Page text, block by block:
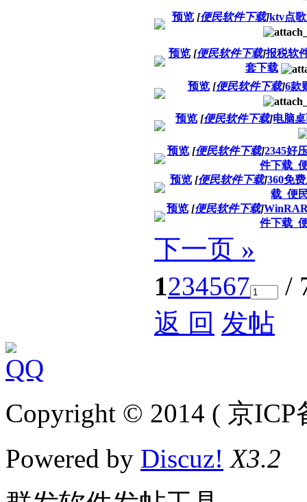
预览 [便民软件下载]ktv点
预览 [便民软件下载]报税软
套下载
预览 [便民软件下载]6款
预览 [便民软件下载]电脑
预览 [便民软件下载]2345好
件下载_
预览 [便民软件下载]360免
载_便
预览 [便民软件下载]
件下载_
下一页 »
1234567
/
返 回 发帖
Copyright © 2014 ( 京ICP
Powered by Discuz! X3.2